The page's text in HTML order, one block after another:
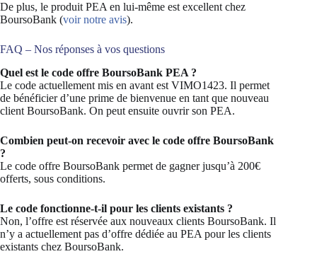
De plus, le produit PEA en lui-même est excellent chez
BoursoBank (voir notre avis).
FAQ – Nos réponses à vos questions
Quel est le code offre BoursoBank PEA ?
Le code actuellement mis en avant est VIMO1423. Il permet
de bénéficier d’une prime de bienvenue en tant que nouveau
client BoursoBank. On peut ensuite ouvrir son PEA.
Combien peut-on recevoir avec le code offre BoursoBank
?
Le code offre BoursoBank permet de gagner jusqu’à 200€
offerts, sous conditions.
Le code fonctionne-t-il pour les clients existants ?
Non, l’offre est réservée aux nouveaux clients BoursoBank. Il
n’y a actuellement pas d’offre dédiée au PEA pour les clients
existants chez BoursoBank.